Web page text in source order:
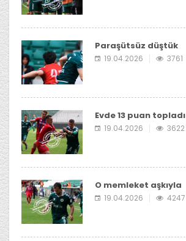
Paraşütsüz düştük
19.04.2026 3761
Evde 13 puan topladı
19.04.2026 3622
O memleket aşkıyla
19.04.2026 4247